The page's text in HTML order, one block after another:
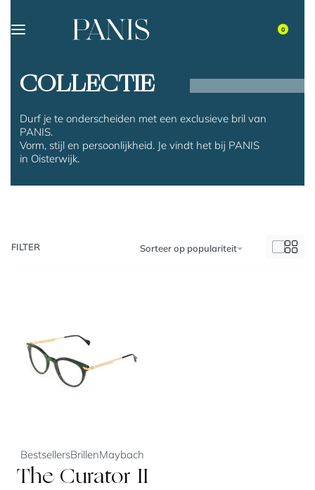
0
COLLECTIE
Durf je te onderscheiden met een exclusieve bril van
PANIS.
Vorm, stijl en persoonlijkheid. Je vindt het bij PANIS
in Oisterwijk.
Sorteer op populariteit
FILTER
BestsellersBrillenMaybach
The Curator II